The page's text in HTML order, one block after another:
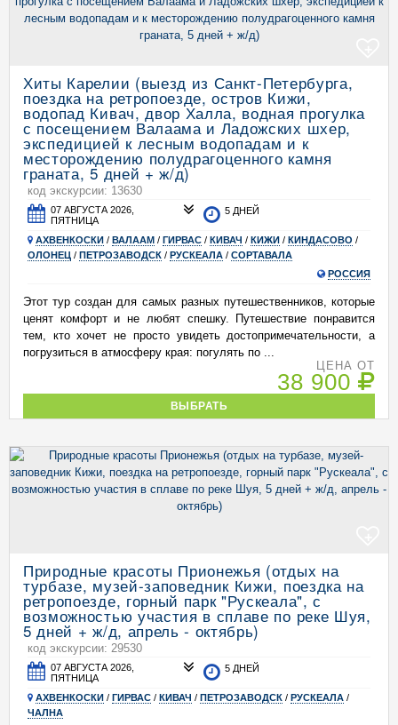
Хиты Карелии (выезд из Санкт-Петербурга,
поездка на ретропоезде, остров Кижи,
водопад Кивач, двор Халла, водная прогулка
с посещением Валаама и Ладожских шхер,
экспедицией к лесным водопадам и к
месторождению полудрагоценного камня
граната, 5 дней + ж/д)
код экскурсии: 13630
07 АВГУСТА 2026,
ПЯТНИЦА
5 ДНЕЙ
АХВЕНКОСКИ / ВАЛААМ / ГИРВАС / КИВАЧ / КИЖИ / КИНДАСОВО /
ОЛОНЕЦ / ПЕТРОЗАВОДСК / РУСКЕАЛА / СОРТАВАЛА
РОССИЯ
Этот тур создан для самых разных путешественников, которые
ценят комфорт и не любят спешку. Путешествие понравится
тем, кто хочет не просто увидеть достопримечательности, а
погрузиться в атмосферу края: погулять по ...
ЦЕНА ОТ
38 900
ВЫБРАТЬ
Природные красоты Прионежья (отдых на
турбазе, музей-заповедник Кижи, поездка на
ретропоезде, горный парк "Рускеала", с
возможностью участия в сплаве по реке Шуя,
5 дней + ж/д, апрель - октябрь)
код экскурсии: 29530
07 АВГУСТА 2026,
ПЯТНИЦА
5 ДНЕЙ
АХВЕНКОСКИ / ГИРВАС / КИВАЧ / ПЕТРОЗАВОДСК / РУСКЕАЛА /
ЧАЛНА